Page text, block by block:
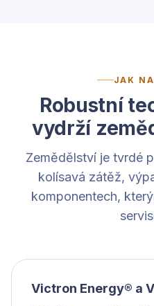
JAK
Robustní
vydrží
Zemědělství je tvrdé
kolísavá zátěž,
komponentech,
Victron Energy® a